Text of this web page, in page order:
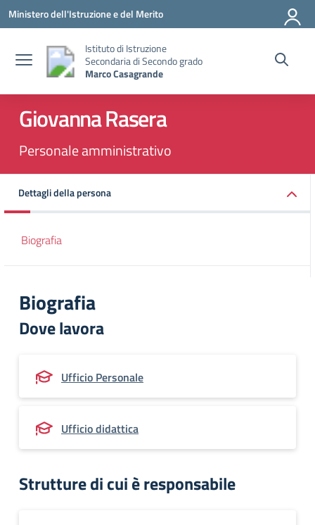
Vai ai contenuti
Vai al menu di navigazione
Vai al footer
Ministero dell'Istruzione e del Merito
Istituto di Istruzione
Secondaria di Secondo grado
Marco Casagrande
Giovanna Rasera
Personale amministrativo
Dettagli della persona
Biografia
Biografia
Dove lavora
Ufficio Personale
Ufficio didattica
Strutture di cui è responsabile